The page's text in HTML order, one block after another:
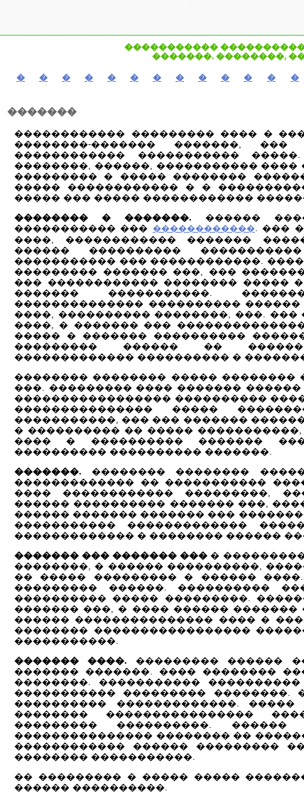
�����������
�������. ��������,
� � � � � � � � � � � � �
�������
������������ ��������� ���� �
��������-������� �������, ���
������������ �����������
��������, ������, �����������
��������� � ����� ��������
����� ������������ � �
����� ��� ����� ������������
�������� � �������. ������
����������� ��� ������������. ���
����, ������������ �������
������ ����������
����������� ��� ������������.
��������� ������� ���, ���
��� ������������ �������� �����
������� �����������.
�������������� ����������
����, ���������� ��������, ���.
����, � ������� ���
����� � ������� ����������
��������� ������ ��
������������� ���������� �
�������� �������� ����� ��������
���. ��������� ���� �������
����������������� ����������
��������������� �����
�����������, ��� ��� �������
� ���������� �� �����
���� � ���������� �������
���������� ���������� �������.
�������. �������� ��������
������������� �� �����������
���� ������������ ���������,
������ ���������� ������� ���,
������ ������� ������� ���
����������� �������������
������������� � �������� ������
������� ��� ������� ��� �
��������, � ������ ����������,
�� ����� ��������� � ������
��������� ������. ����������
���������� ����� ���������.
������� ���, � ���� ������
������ ��������������� ���� �
�������� �����������������
�����������.
������� ����. ��������� ������
������� �������. ���� ��������
��������. �����������
����������� ��������� ��������.
���������� �������������.
�������� ����������������
��������� ����������. ������
��������������� �������� ��
������������ ������ ���������
�������� �����������.
�� ��������� � ����� �����
������ ����������.